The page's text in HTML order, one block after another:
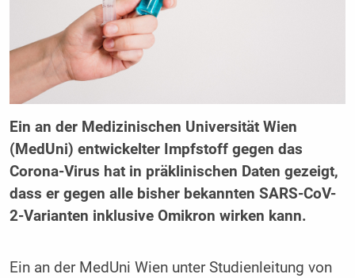
Ein an der Medizinischen Universität Wien
(MedUni) entwickelter Impfstoff gegen das
Corona-Virus hat in präklinischen Daten gezeigt,
dass er gegen alle bisher bekannten SARS-CoV-
2-Varianten inklusive Omikron wirken kann.
Ein an der MedUni Wien unter Studienleitung von